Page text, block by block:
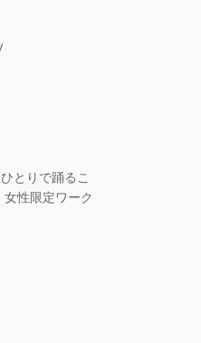
とりで踊るこ
性限定ワーク